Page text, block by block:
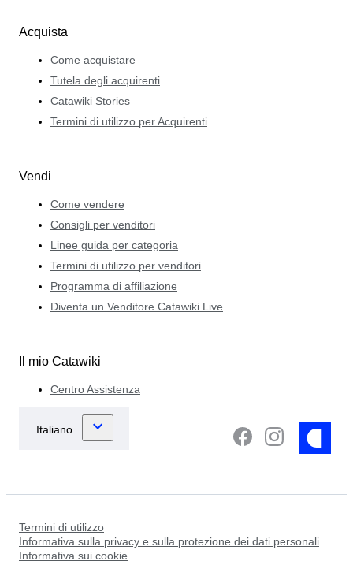
Acquista
Come acquistare
Tutela degli acquirenti
Catawiki Stories
Termini di utilizzo per Acquirenti
Vendi
Come vendere
Consigli per venditori
Linee guida per categoria
Termini di utilizzo per venditori
Programma di affiliazione
Diventa un Venditore Catawiki Live
Il mio Catawiki
Centro Assistenza
Termini di utilizzo
Informativa sulla privacy e sulla protezione dei dati personali
Informativa sui cookie